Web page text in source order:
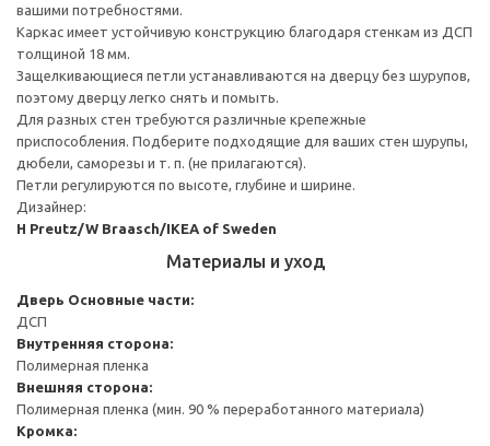
вашими потребностями.
Каркас имеет устойчивую конструкцию благодаря стенкам из ДСП
толщиной 18 мм.
Защелкивающиеся петли устанавливаются на дверцу без шурупов,
поэтому дверцу легко снять и помыть.
Для разных стен требуются различные крепежные
приспособления. Подберите подходящие для ваших стен шурупы,
дюбели, саморезы и т. п. (не прилагаются).
Петли регулируются по высоте, глубине и ширине.
Дизайнер:
H Preutz/W Braasch/IKEA of Sweden
Материалы и уход
Дверь Основные части:
ДСП
Внутренняя сторона:
Полимерная пленка
Внешняя сторона:
Полимерная пленка (мин. 90 % переработанного материала)
Кромка: